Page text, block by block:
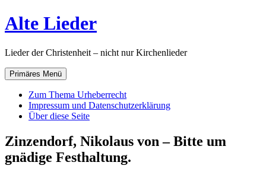
Zum
Inhalt
Alte Lieder
Lieder der Christenheit – nicht nur Kirchenlieder
Primäres Menü
Zum Thema Urheberrecht
Impressum und Datenschutzerklärung
Über diese Seite
Zinzendorf, Nikolaus von – Bitte um
gnädige Festhaltung.